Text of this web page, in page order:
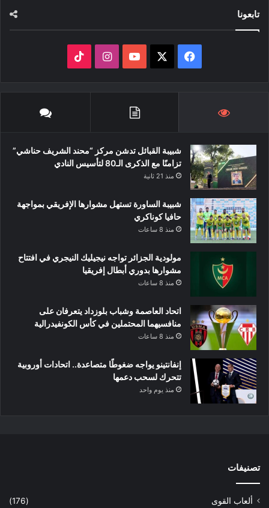
تابعونا
فيسبوك ‫YouTubeانستقرام
شبيبة القبائل تدشن مركز “محند الشريف حناشي”
تزامنًا مع الذكرى الـ80 لتأسيس النادي
منذ 21 ثانية
شبيبة الساورة تستهل مشوارها الإفريقي بمواجهة
حافيا كوناكري
منذ 8 ساعات
مولودية الجزائر تواجه نيجيليك النيجري في افتتاح
مشوارها بدوري أبطال إفريقيا
منذ 8 ساعات
اتحاد العاصمة وشباب بلوزداد يتعرفان على
منافسيهما المحتملين في كأس الكونفيدرالية
منذ 8 ساعات
إنفانتينو يواجه ضغوطًا متصاعدة.. اتحادات أوروبية
تتحرك لسحب دعمها
منذ يوم واحد
تصنيفات
ألعاب القوى
(176)